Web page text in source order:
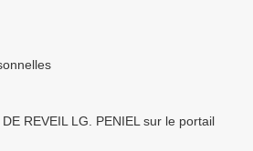
REVEIL LG. PENIEL sur le portail